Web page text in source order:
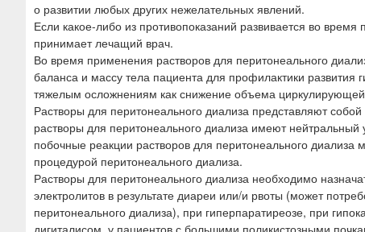
о развитии любых других нежелательных явлений.
Если какое-либо из противопоказаний развивается во
принимает лечащий врач.
Во время применения растворов для перитонеального
баланса и массу тела пациента для профилактики развития
тяжелым осложнениям как снижение объема циркулирующей
Растворы для перитонеального диализа представляют
растворы для перитонеального диализа имеют
побочные реакции растворов для перитонеального диализа
процедурой перитонеального диализа.
Растворы для перитонеального диализа необходимо
электролитов в результате диареи или/и рвоты (может
перитонеального диализа), при гиперпаратиреозе, при